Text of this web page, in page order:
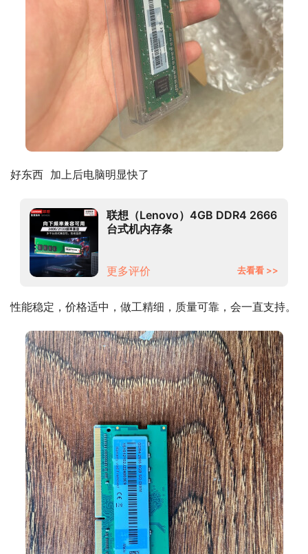
好东西  加上后电脑明显快了
联想（Lenovo）4GB DDR4 2666
台式机内存条
更多评价 去看看 >>
性能稳定，价格适中，做工精细，质量可靠，会一直支持。